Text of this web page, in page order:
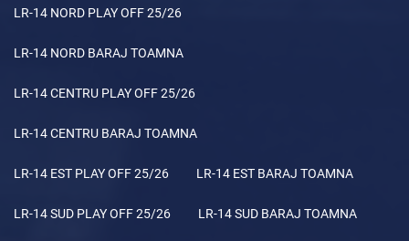
LR-14 NORD PLAY OFF 25/26
LR-14 NORD BARAJ TOAMNA
LR-14 CENTRU PLAY OFF 25/26
LR-14 CENTRU BARAJ TOAMNA
LR-14 EST PLAY OFF 25/26 LR-14 EST BARAJ TOAMNA
LR-14 SUD PLAY OFF 25/26 LR-14 SUD BARAJ TOAMNA